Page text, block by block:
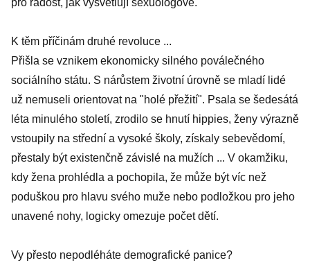
pro radost, jak vysvětlují sexuologové.
K těm příčinám druhé revoluce ...
Přišla se vznikem ekonomicky silného poválečného
sociálního státu. S nárůstem životní úrovně se mladí lidé
už nemuseli orientovat na "holé přežití". Psala se šedesátá
léta minulého století, zrodilo se hnutí hippies, ženy výrazně
vstoupily na střední a vysoké školy, získaly sebevědomí,
přestaly být existenčně závislé na mužích ... V okamžiku,
kdy žena prohlédla a pochopila, že může být víc než
poduškou pro hlavu svého muže nebo podložkou pro jeho
unavené nohy, logicky omezuje počet dětí.
Vy přesto nepodléháte demografické panice?